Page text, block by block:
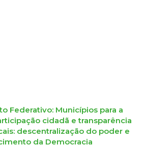
Federativo: Municípios para a
cidadã e transparência
descentralização do poder e
da Democracia​